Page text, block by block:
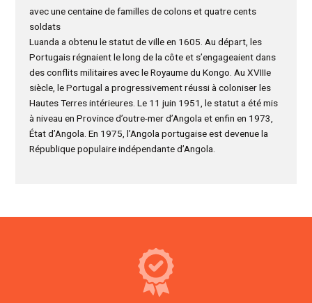
avec une centaine de familles de colons et quatre cents
soldats
Luanda a obtenu le statut de ville en 1605. Au départ, les
Portugais régnaient le long de la côte et s’engageaient dans
des conflits militaires avec le Royaume du Kongo. Au XVIIIe
siècle, le Portugal a progressivement réussi à coloniser les
Hautes Terres intérieures. Le 11 juin 1951, le statut a été mis
à niveau en Province d’outre-mer d’Angola et enfin en 1973,
État d’Angola. En 1975, l’Angola portugaise est devenue la
République populaire indépendante d’Angola.